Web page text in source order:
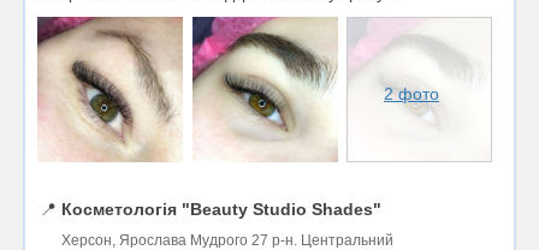
2 фото
📍 Косметологія "Beauty Studio Shades"
Херсон, Ярослава Мудрого 27 р-н. Центральний